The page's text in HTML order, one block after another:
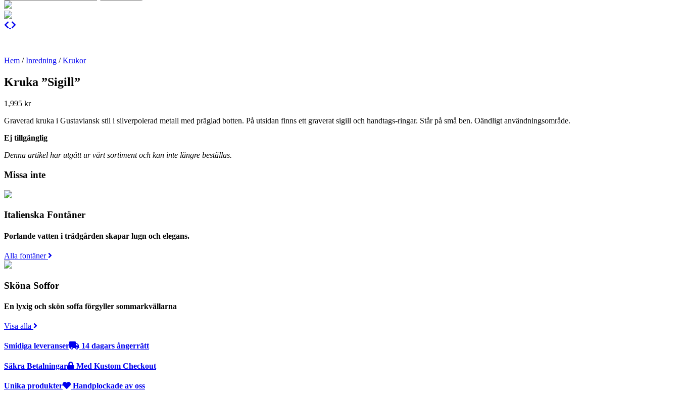
Hem /Inredning /Krukor
Kruka ”Sigill”
1,995 kr
Graverad kruka i Gustaviansk stil i silverpolerad metall med präglad botten. På utsidan finns ett graverat sigill och handtags-ringar. Står på små ben. Oändligt användningsområde.
Ej tillgänglig
Denna artikel har utgått ur vårt sortiment och kan inte längre beställas.
Missa inte
Italienska Fontäner
Porlande vatten i trädgården skapar lugn och elegans.
Alla fontäner
Sköna Soffor
En lyxig och skön soffa förgyller sommarkvällarna
Visa alla
Smidiga leveranser 14 dagars ångerrätt
Säkra Betalningar Med Kustom Checkout
Unika produkter Handplockade av oss